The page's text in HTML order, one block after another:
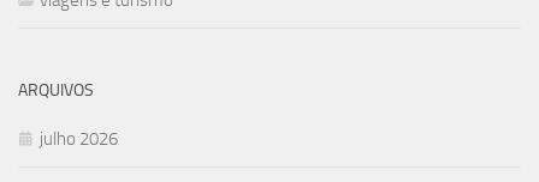
ARQUIVOS
julho 2026